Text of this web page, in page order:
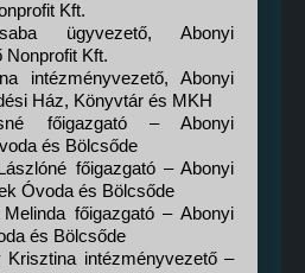
Kft.
ügyvezető, Abonyi
Nonprofit Kft.
intézményvezető, Abonyi
Ház, Könyvtár és MKH
főigazgató – Abonyi
és Bölcsőde
főigazgató – Abonyi
Óvoda és Bölcsőde
Melinda főigazgató – Abonyi
és Bölcsőde
Krisztina intézményvezető –